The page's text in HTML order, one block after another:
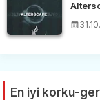
En iyi korku-